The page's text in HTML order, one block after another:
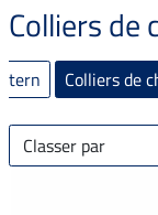
Colliers de
Colliers de
Classer par